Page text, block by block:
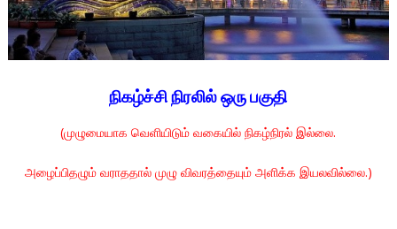
நிகழ்ச்சி நிரலில் ஒரு பகுதி
(முழுமையாக வெளியிடும் வகையில் நிகழ்நிரல் இல்லை.
அழைப்பிதழும் வராததால் முழு விவரத்தையும் அளிக்க இயலவில்லை.)